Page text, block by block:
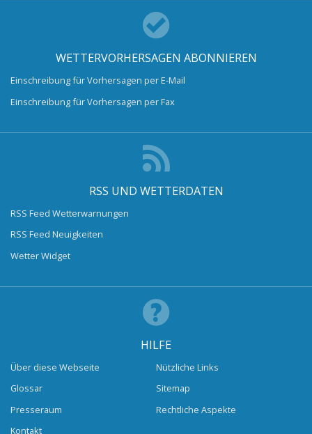
WETTERVORHERSAGEN ABONNIEREN
Einschreibung für Vorhersagen per E-Mail
Einschreibung für Vorhersagen per Fax
RSS UND WETTERDATEN
RSS Feed Wetterwarnungen
RSS Feed Neuigkeiten
Wetter Widget
HILFE
Über diese Webseite
Glossar
Presseraum
Kontakt
Nützliche Links
Sitemap
Rechtliche Aspekte